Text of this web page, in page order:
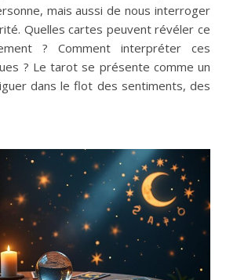
mais aussi de nous interroger
Quelles cartes peuvent révéler ce
? Comment interpréter ces
? Le tarot se présente comme un
dans le flot des sentiments, des